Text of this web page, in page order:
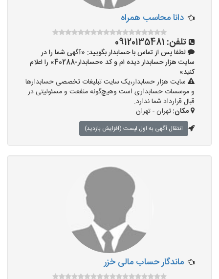
دانا محاسب همراه
تلفن: 09120135481
لطفا پس از تماس با حسابدار بگویید: «آگهی شما را در
سایت هزار حسابدار دیده ام و کد «حسابدار-40288» را اعلام
کنید»
سایت هزار حسابدار،یک سایت تبلیغات تخصصی حسابدارها
و موسسات حسابداری است وهیچ‌گونه منفعت و مسئولیتی در
قبال قرارداد شما ندارد.
مکان:تهران - تهران
انتقال آگهی به اول لیست (افزایش بازدید)
ماندگار حساب مالی خزر